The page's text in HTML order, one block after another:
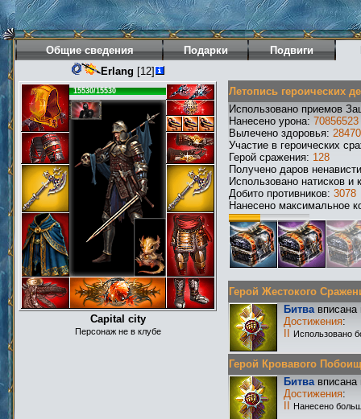
Общие сведения Подарки Подвиги
Erlang [12]
15530/15530
Capital city
Персонаж не в клубе
Летопись героических
Использовано приемов
Нанесено урона: 70856523
Вылечено здоровья:
Участие в героических
Герой сражения: 128
Получено даров
Использовано натисков и
Добито противников: 3078
Нанесено максимальное
Герой Жестокого
Битвавписана
Достижения:
Использовано
Герой Кровавого
Битвавписана
Достижения:
Нанесено